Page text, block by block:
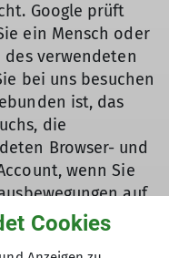
Google prüft
ein Mensch oder
des verwendeten
bei uns besuchen
ist, das
die
Browser- und
wenn Sie
auf
bei
Cookies